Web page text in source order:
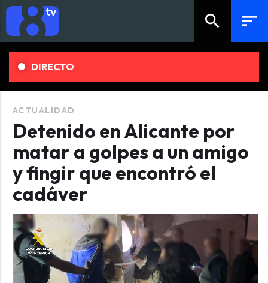
search sort
DIRECTO
ACTUALIDAD
Detenido en Alicante por
matar a golpes a un amigo
y fingir que encontró el
cadáver